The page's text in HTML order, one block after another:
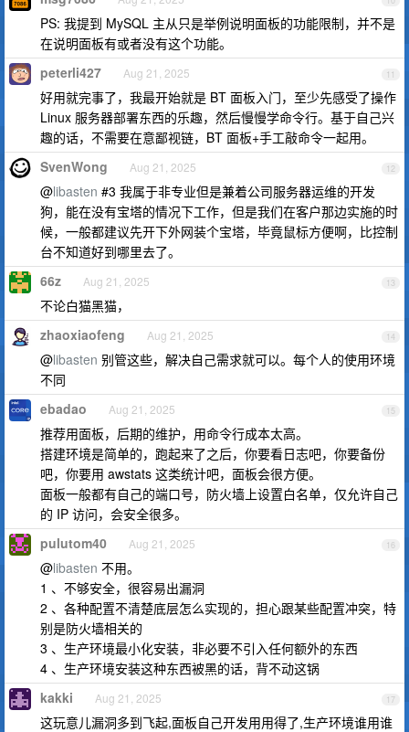
PS: 我提到 MySQL 主从只是举例说明面板的功能限制，并不是
在说明面板有或者没有这个功能。
11
peterli427 Aug 21, 2025
好用就完事了，我最开始就是 BT 面板入门，至少先感受了操作
Linux 服务器部署东西的乐趣，然后慢慢学命令行。基于自己兴
趣的话，不需要在意鄙视链，BT 面板+手工敲命令一起用。
12
SvenWong Aug 21, 2025
@libasten #3 我属于非专业但是兼着公司服务器运维的开发
狗，能在没有宝塔的情况下工作，但是我们在客户那边实施的时
候，一般都建议先开下外网装个宝塔，毕竟鼠标方便啊，比控制
台不知道好到哪里去了。
13
66z Aug 21, 2025
不论白猫黑猫，
14
zhaoxiaofeng Aug 21, 2025
@libasten 别管这些，解决自己需求就可以。每个人的使用环境
不同
15
ebadao Aug 21, 2025
推荐用面板，后期的维护，用命令行成本太高。
搭建环境是简单的，跑起来了之后，你要看日志吧，你要备份
吧，你要用 awstats 这类统计吧，面板会很方便。
面板一般都有自己的端口号，防火墙上设置白名单，仅允许自己
的 IP 访问，会安全很多。
16
pulutom40 Aug 21, 2025
@libasten 不用。
1 、不够安全，很容易出漏洞
2 、各种配置不清楚底层怎么实现的，担心跟某些配置冲突，特
别是防火墙相关的
3 、生产环境最小化安装，非必要不引入任何额外的东西
4 、生产环境安装这种东西被黑的话，背不动这锅
17
kakki Aug 21, 2025
这玩意儿漏洞多到飞起,面板自己开发用用得了,生产环境谁用谁